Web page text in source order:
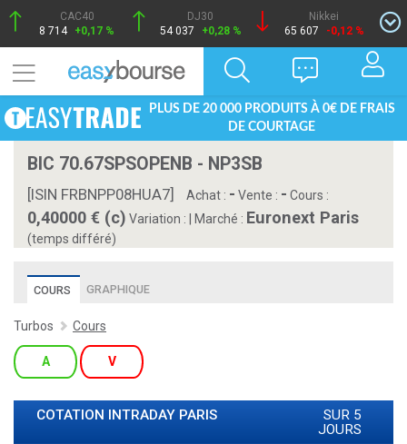
CAC40
8 714 +0,17 %
DJ30
54 037
+0,28 %
Nikkei
65 607
-0,12 %
PLUS DE 20 000 PRODUITS À 0€ DE FRAIS
DE COURTAGE
BIC 70.67SPSOPENB - NP3SB
[ISIN FRBNPP08HUA7] Achat : - Vente : - Cours :
0,40000 € (c) Variation : Marché : Euronext Paris
(temps différé)
COURS GRAPHIQUE
Turbos Cours
A V
COTATION INTRADAY PARIS
SUR 5
JOURS